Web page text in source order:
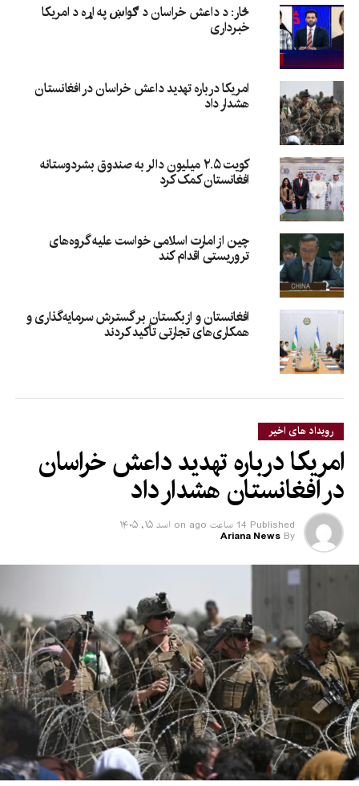
څار: د داعش خراسان د ګواښ په اړه د امریکا
خبرداری
امریکا درباره تهدید داعش خراسان در افغانستان
هشدار داد
کویت ۲.۵ میلیون دالر به صندوق بشردوستانه
افغانستان کمک کرد
چین از امارت اسلامی خواست علیه گروه‌های
تروریستی اقدام کند
افغانستان و ازبکستان بر گسترش سرمایه‌گذاری و
همکاری‌های تجارتی تأکید کردند
رویداد های اخیر
امریکا درباره تهدید داعش خراسان
در افغانستان هشدار داد
Published 14 ساعت ago on اسد ۱۵, ۱۴۰۵
By
Ariana News